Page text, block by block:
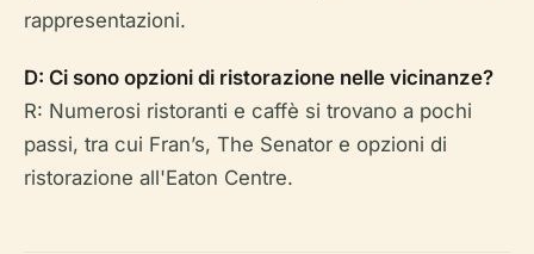
rappresentazioni.
D: Ci sono opzioni di ristorazione nelle vicinanze?
R: Numerosi ristoranti e caffè si trovano a pochi
passi, tra cui Fran’s, The Senator e opzioni di
ristorazione all'Eaton Centre.